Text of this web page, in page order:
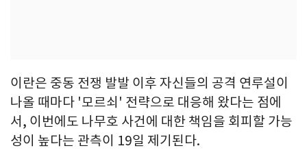
이란은 중동 전쟁 발발 이후 자신들의 공격 연루설이
나올 때마다 '모르쇠' 전략으로 대응해 왔다는 점에
서, 이번에도 나무호 사건에 대한 책임을 회피할 가능
성이 높다는 관측이 19일 제기된다.